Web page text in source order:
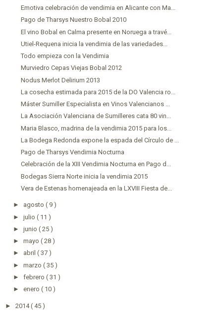
Emotiva celebración de vendimia en Alicante con Ma...
Pago de Tharsys Nuestro Bobal 2010
El vino Bobal en Calma presente en Noruega a travé...
Utiel-Requena inicia la vendimia de las variedades...
Todo empieza con la Vendimia
Murviedro Cepas Viejas Bobal 2012
Nodus Merlot Delirium 2013
La cosecha estimada para 2015 de la DO Valencia ro...
Máster Sumiller Especialista en Vinos Valencianos ...
La Asociación Valenciana de Sumilleres cata 80 vin...
Maria Blasco, madrina de la vendimia 2015 para los...
La Bodega Redonda expone la espada del Círculo de ...
Pago de Tharsys Vendimia Nocturna
Celebración de la XIII Vendimia Nocturna en Pago d...
Bodegas Sierra Norte inicia la vendimia 2015
Vera de Estenas homenajeada en la LXVIII Fiesta de...
► agosto ( 9 )
► julio ( 11 )
► junio ( 25 )
► mayo ( 28 )
► abril ( 37 )
► marzo ( 35 )
► febrero ( 31 )
► enero ( 10 )
► 2014( 45 )